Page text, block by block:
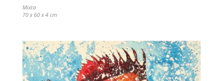
Mixta
70 x 60 x 4 cm